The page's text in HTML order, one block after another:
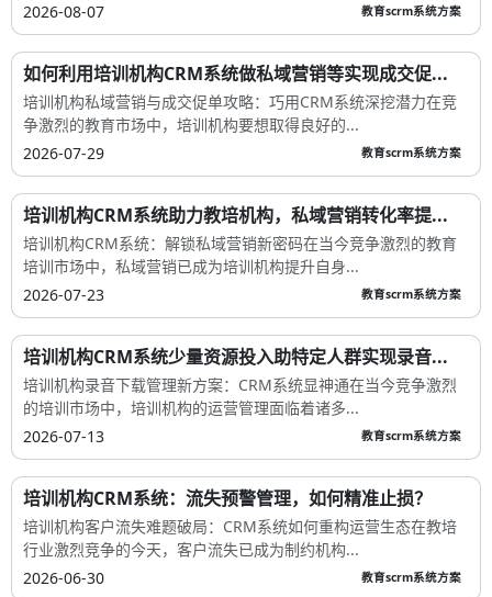
2026-08-07
教育scrm系统方案
如何利用培训机构CRM系统做私域营销等实现成交促...
培训机构私域营销与成交促单攻略：巧用CRM系统深挖潜力在竞
争激烈的教育市场中，培训机构要想取得良好的...
2026-07-29
教育scrm系统方案
培训机构CRM系统助力教培机构，私域营销转化率提...
培训机构CRM系统：解锁私域营销新密码在当今竞争激烈的教育
培训市场中，私域营销已成为培训机构提升自身...
2026-07-23
教育scrm系统方案
培训机构CRM系统少量资源投入助特定人群实现录音...
培训机构录音下载管理新方案：CRM系统显神通在当今竞争激烈
的培训市场中，培训机构的运营管理面临着诸多...
2026-07-13
教育scrm系统方案
培训机构CRM系统：流失预警管理，如何精准止损？
培训机构客户流失难题破局：CRM系统如何重构运营生态在教培
行业激烈竞争的今天，客户流失已成为制约机构...
2026-06-30
教育scrm系统方案